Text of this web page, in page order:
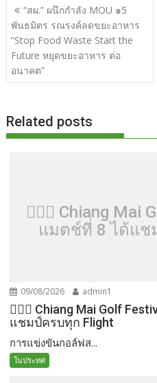
e
b
o
o
itt
er
d
di
t
e
แนะแนว
เรื่อง
“สผ.” ผนึกกำลัง MOU ๑5
พันธมิตร รณรงค์ลดขยะอาหาร
“Stop Food Waste Start the
Future หยุดขยะอาหาร ต่อ
อนาคต”
Related posts
🏌️‍♂️⛳ Chiang Mai
แมตช์ที่ 8 ได้แช
09/08/2026 admin1
🏌️‍♂️⛳ Chiang Mai Golf
แชมป์ครบทุก Flight
การแข่งขันกอล์ฟส...
ในประทศ